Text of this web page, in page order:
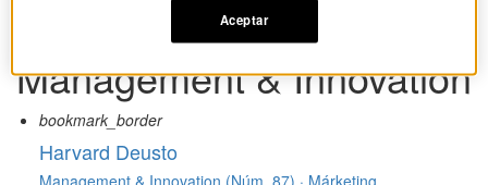
Artículos de la revista:
Management & Innovation
bookmark_border
Harvard Deusto
Aceptar